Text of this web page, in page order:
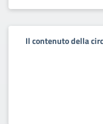
Il contenuto della